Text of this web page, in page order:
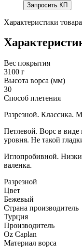
Запросить КП
Характеристики товара
Вес покрытия
3100 г
Высота ворса (мм)
30
Способ плетения
Разрезной. Классика.
Петлевой. Ворс в виде
уровня. Не такой
Иглопробивной.
валенка.
Разрезной
Цвет
Бежевый
Страна производитель
Турция
Производитель
Oz Caplan
Материал ворса